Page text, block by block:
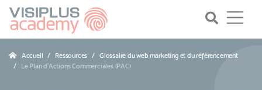
Accueil Ressources
Glossaire du web marketing et du référencement
Le Plan d'Actions Commerciales (PAC)